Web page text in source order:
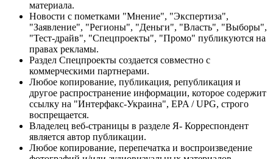
материала.
Новости с пометками "Мнение", "Экспертиза",
"Заявление", "Регионы", "Деньги", "Власть", "Выборы",
"Тест-драйв", "Спецпроекты", "Промо" публикуются на
правах рекламы.
Раздел Спецпроекты создается совместно с
коммерческими партнерами.
Любое копирование, публикация, републикация и
другое распространение информации, которое содержит
ссылку на "Интерфакс-Украина", EPA / UPG, строго
воспрещается.
Владелец веб-страницы в разделе Я- Корреспондент
является автор публикации.
Любое копирование, перепечатка и воспроизведение